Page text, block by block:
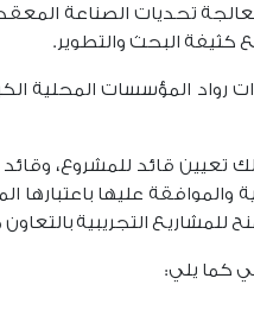
تحديات الصناعة
كثيفة البحث والتطوير.
المؤسسات المحلية
تعيين قائد للمشروع،
عليها باعتبارها
للمشاريع التجريبية
كما يلي: